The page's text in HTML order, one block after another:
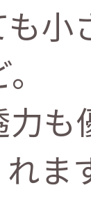
小
も
ま